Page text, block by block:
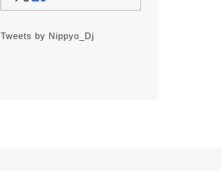
Tweets by Nippyo_Dj